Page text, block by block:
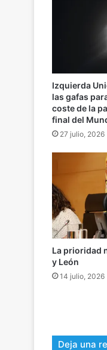
Izquierda
las gafas
coste de la
final del
27 julio, 2026
La prioridad
y León
14 julio, 2026
Deja una